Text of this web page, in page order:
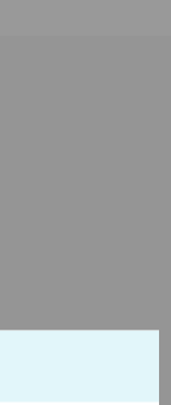
KG Christian